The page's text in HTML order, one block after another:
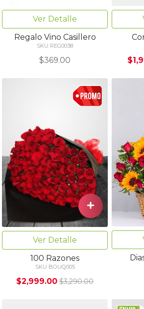
Ver Detalle
Regalo Vino Casillero
SKU REG0038
$369.00
Ver Detalle
100 Razones
SKU BOUQ005
$2,999.00 $3,290.00